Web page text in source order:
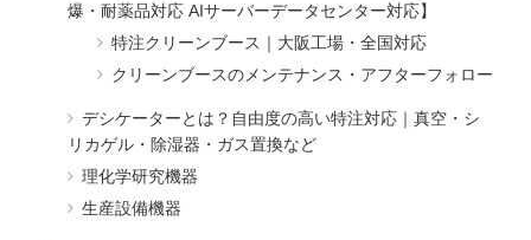
爆・耐薬品対応 AIサーバーデータセンター対応】
特注クリーンブース｜大阪工場・全国対応
クリーンブースのメンテナンス・アフターフォロー
デシケーターとは？自由度の高い特注対応｜真空・シ
リカゲル・除湿器・ガス置換など
理化学研究機器
生産設備機器